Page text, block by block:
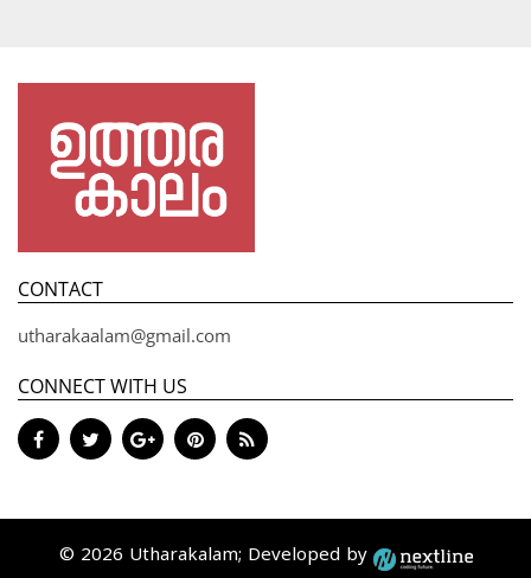
CONTACT
utharakaalam@gmail.com
CONNECT WITH US
© 2026 Utharakalam; Developed by